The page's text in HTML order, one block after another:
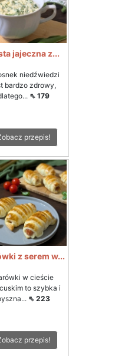
jajeczna z...
niedźwiedzi
bardzo zdrowy,
⇖ 179
przepis!
z serem w...
w cieście
to szybka i
⇖ 223
przepis!